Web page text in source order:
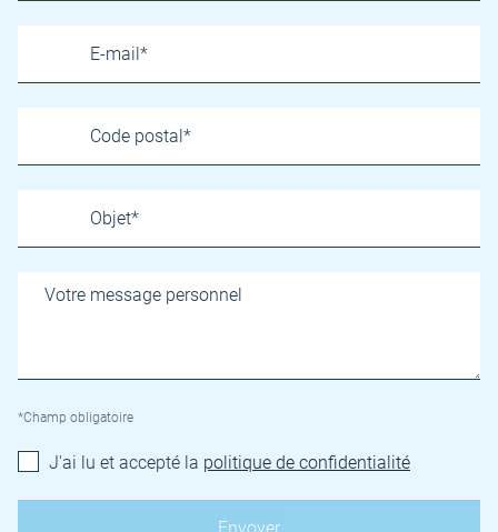
*Champ obligatoire
J'ai lu et accepté la politique de confidentialité